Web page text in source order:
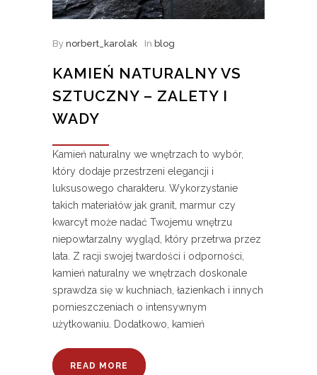
By norbert_karolak In blog
KAMIEŃ NATURALNY VS
SZTUCZNY – ZALETY I
WADY
Kamień naturalny we wnętrzach to wybór,
który dodaje przestrzeni elegancji i
luksusowego charakteru. Wykorzystanie
takich materiałów jak granit, marmur czy
kwarcyt może nadać Twojemu wnętrzu
niepowtarzalny wygląd, który przetrwa przez
lata. Z racji swojej twardości i odporności,
kamień naturalny we wnętrzach doskonale
sprawdza się w kuchniach, łazienkach i innych
pomieszczeniach o intensywnym
użytkowaniu. Dodatkowo, kamień
READ MORE